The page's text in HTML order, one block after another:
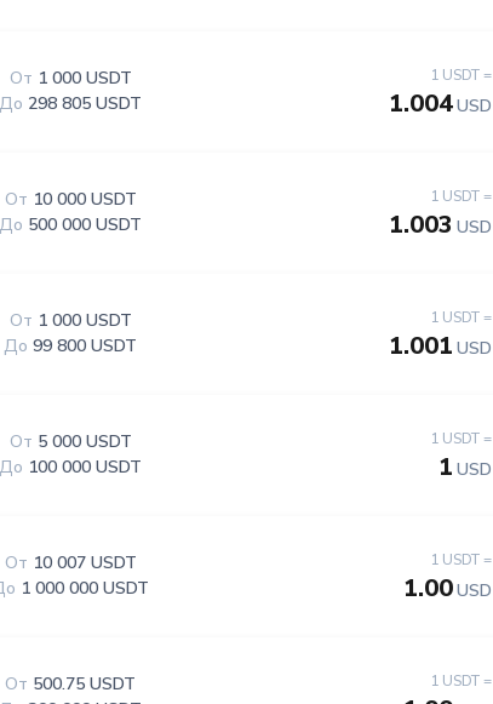
1 USDT =
1.004USD
От 1 000 USDT
До 298 805 USDT
1 USDT =
1.003 USD
От 10 000 USDT
До 500 000 USDT
1 USDT =
1.001 USD
От 1 000 USDT
До 99 800 USDT
1 USDT =
1 USD
От 5 000 USDT
До 100 000 USDT
1 USDT =
1.00USD
От 10 007 USDT
1 000 000 USDT
1 USDT =
От 500.75 USDT